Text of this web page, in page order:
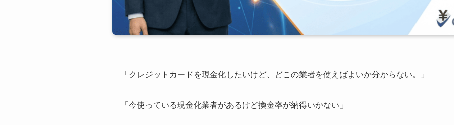
「クレジットカードを現金化したいけど、どこの業者を使えばよいか分からない。」
「今使っている現金化業者があるけど換金率が納得いかない」